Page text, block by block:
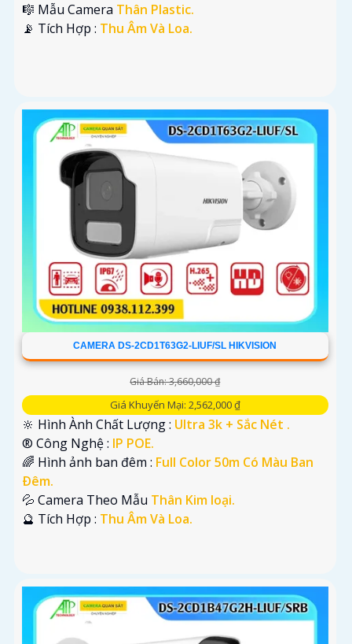
🎼️ Mẫu Camera Thân Plastic.
️📡 Tích Hợp : Thu Âm Và Loa.
CAMERA DS-2CD1T63G2-LIUF/SL HIKVISION
Giá Bán: 3,660,000 ₫
Giá Khuyến Mại: 2,562,000 ₫
🔆 Hình Ành Chất Lượng : Ultra 3k + Sắc Nét .
®️ Công Nghệ : IP POE.
🌈 Hình ảnh ban đêm : Full Color 50m Có Màu Ban
Ðêm.
💦 Camera Theo Mẫu Thân Kim loại.
️🔮 Tích Hợp : Thu Âm Và Loa.